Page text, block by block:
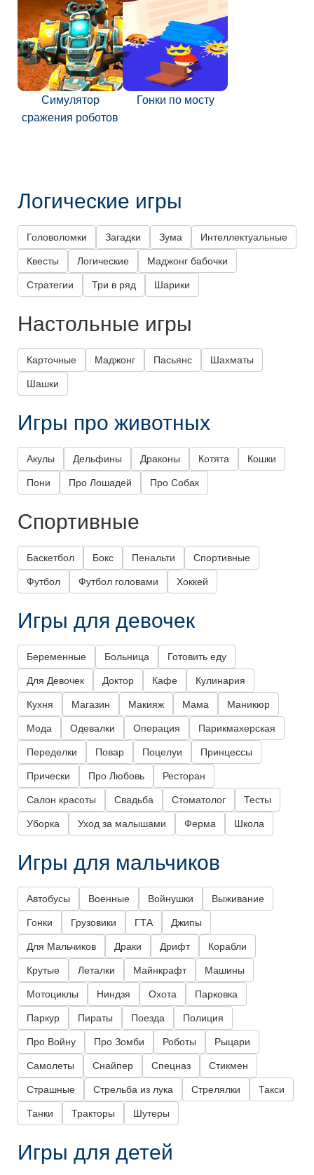
Симулятор
сражения роботов
Гонки по мосту
Логические игры
Головоломки Загадки Зума Интеллектуальные
Квесты Логические Маджонг бабочки
Стратегии Три в ряд Шарики
Настольные игры
Карточные Маджонг Пасьянс Шахматы
Шашки
Игры про животных
Акулы Дельфины Драконы Котята Кошки
Пони Про Лошадей Про Собак
Спортивные
Баскетбол Бокс Пенальти Спортивные
Футбол Футбол головами Хоккей
Игры для девочек
Беременные Больница Готовить еду
Для Девочек Доктор Кафе Кулинария
Кухня Магазин Макияж Мама Маникюр
Мода Одевалки Операция Парикмахерская
Переделки Повар Поцелуи Принцессы
Прически Про Любовь Ресторан
Салон красоты Свадьба Стоматолог Тесты
Уборка Уход за малышами Ферма Школа
Игры для мальчиков
Автобусы Военные Войнушки Выживание
Гонки Грузовики ГТА Джипы
Для Мальчиков Драки Дрифт Корабли
Крутые Леталки Майнкрафт Машины
Мотоциклы Ниндзя Охота Парковка
Паркур Пираты Поезда Полиция
Про Войну Про Зомби Роботы Рыцари
Самолеты Снайпер Спецназ Стикмен
Страшные Стрельба из лука Стрелялки Такси
Танки Тракторы Шутеры
Игры для детей